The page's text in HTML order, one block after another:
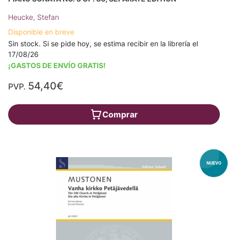
Heucke, Stefan
Disponible en breve
Sin stock. Si se pide hoy, se estima recibir en la librería el
17/08/26
¡GASTOS DE ENVÍO GRATIS!
PVP. 54,40€
Comprar